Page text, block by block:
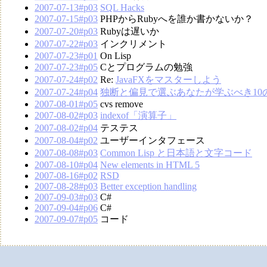
2007-07-13#p03 SQL Hacks
2007-07-15#p03 PHPからRubyへを誰か書かないか？
2007-07-20#p03 Rubyは遅いか
2007-07-22#p03 インクリメント
2007-07-23#p01 On Lisp
2007-07-23#p05 Cとプログラムの勉強
2007-07-24#p02 Re: JavaFXをマスターしよう
2007-07-24#p04 独断と偏見で選ぶあなたが学ぶべき
2007-08-01#p05 cvs remove
2007-08-02#p03 indexof「演算子」
2007-08-02#p04 テステス
2007-08-04#p02 ユーザーインタフェース
2007-08-08#p03 Common Lisp と日本語と文字コード
2007-08-10#p04 New elements in HTML 5
2007-08-16#p02 RSD
2007-08-28#p03 Better exception handling
2007-09-03#p03 C#
2007-09-04#p06 C#
2007-09-07#p05 コード